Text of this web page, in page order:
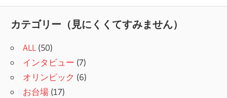
稿
ナ
ビ
ゲ
ー
事:
カテゴリー（見にくくてすみません）
ALL (50)
インタビュー (7)
オリンピック (6)
お台場 (17)